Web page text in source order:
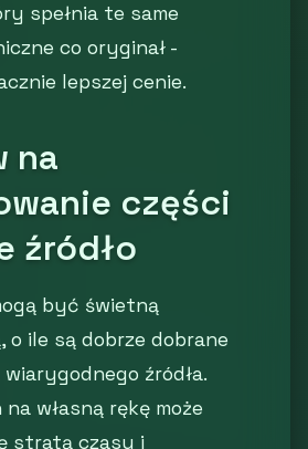
spełnia te same
co oryginał -
lepszej cenie.
na
części
źródło
być świetną
ile są dobrze dobrane
źródła.
własną rękę może
stratą czasu i